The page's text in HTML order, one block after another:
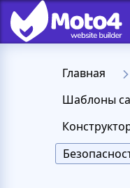
Главная
Шаблоны